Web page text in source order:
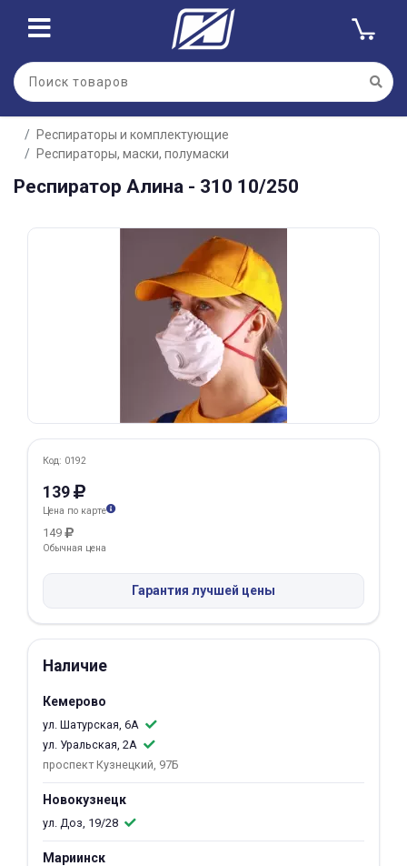
Респираторы и комплектующие
Респираторы, маски, полумаски
Респиратор Алина - 310 10/250
Код: 0192
139
Цена по карте
149
Обычная цена
Гарантия лучшей цены
Наличие
Кемерово
ул. Шатурская, 6А
ул. Уральская, 2А
проспект Кузнецкий, 97Б
Новокузнецк
ул. Доз, 19/28
Мариинск
Для клиентов всех банков
Разбейте
оплатуна части
График платежей
Добавляйте товары
в корзину
Оплачивайте сегодня только
25
Получайте товар
выбранный способом
списываться
по25%каждые 2 недели
Подробнее
об оплате Плайтом